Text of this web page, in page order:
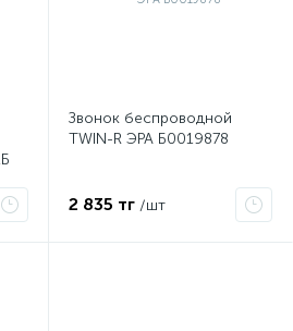
Звонок беспроводной
TWIN-R ЭРА Б0019878
2 835 тг /шт